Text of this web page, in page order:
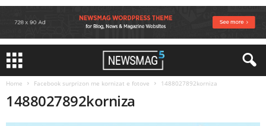
Home Facebook surprizon me kornizat e fotove 1488027892korniza
1488027892korniza